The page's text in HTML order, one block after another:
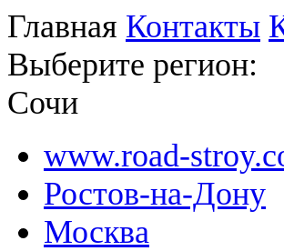
Главная Контакты
Выберите регион:
Сочи
www.road-
Ростов-на-Дону
Москва